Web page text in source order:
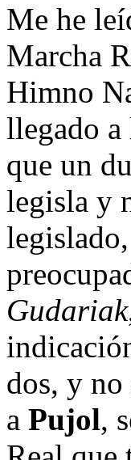
Me he
Marcha
Himno
llegado a
que un
legisla y
Gudariak
dos, y no
a Pujol,